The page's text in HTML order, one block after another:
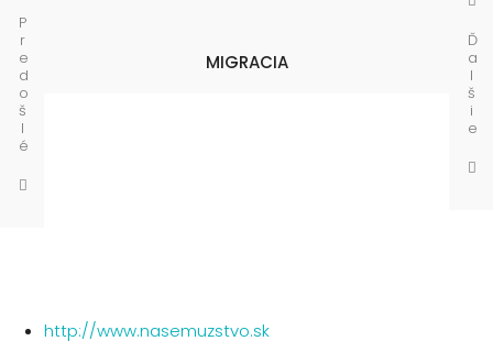
MIGRACIA
P
r
e
d
o
š
l
é
Ď
a
l
š
i
e
http://www.nasemuzstvo.sk